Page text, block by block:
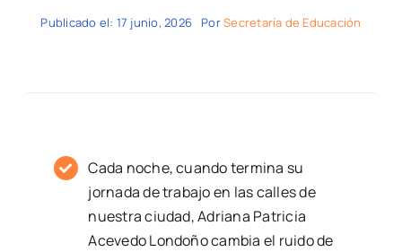
Publicado el: 17 junio, 2026 PorSecretaría de Educación
Cada noche, cuando termina su
jornada de trabajo en las calles de
nuestra ciudad, Adriana Patricia
Acevedo Londoño cambia el ruido de